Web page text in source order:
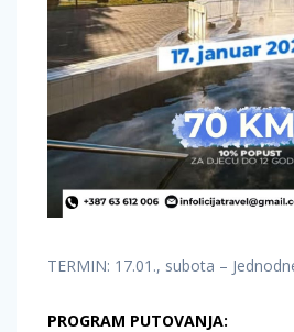
TERMIN: 17.01., subota –
PROGRAM PUTOVANJA: